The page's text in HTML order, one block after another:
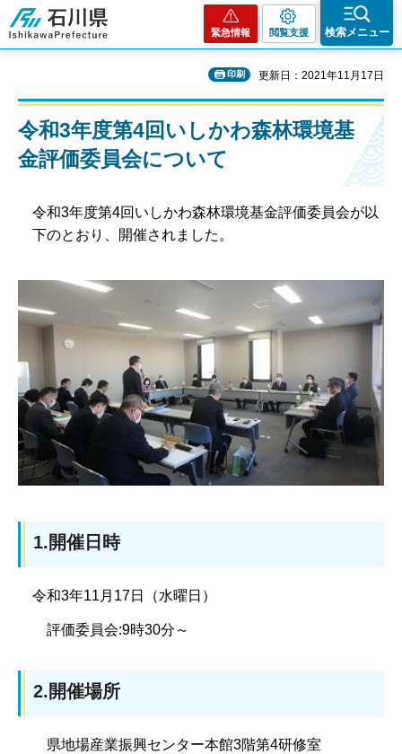
石川県
緊急情報 閲覧支援 検索メニュー
印刷 更新日：2021年11月17日
令和3年度第4回いしかわ森林環境基
金評価委員会について
令和3年度第4回いしかわ森林環境基金評価委員会が以
下のとおり、開催されました。
1.開催日時
令和3年11月17日（水曜日）
評価委員会:9時30分～
2.開催場所
県地場産業振興センター本館3階第4研修室